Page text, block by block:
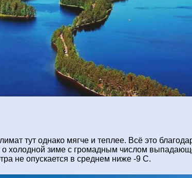
тут однако мягче и теплее. Всё это
холодной зиме с громадным числом
не опускается в среднем ниже -9 С.